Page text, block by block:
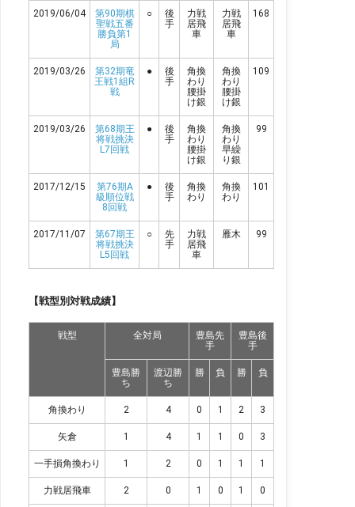
メントで優勝した「平...
2019/06/04
第90期棋
聖戦五番
勝負第1
局
○
後
手
力戦
居飛
車
力戦
居飛
車
168
2019/03/26
第32期竜
王戦1組R
戦
●
後
手
角換
わり
腰掛
け銀
角換
わり
腰掛
け銀
109
2019/03/26
第68期王
将戦挑決
L7回戦
●
後
手
角換
わり
腰掛
け銀
角換
わり
早繰
り銀
99
2017/12/15
第76期A
級順位戦
8回戦
●
後
手
角換
わり
角換
わり
101
2017/11/07
第67期王
将戦挑決
L5回戦
○
先
手
力戦
居飛
車
雁木 99
【戦型別対戦成績】
戦型 全対局
豊島先
手
豊島後
手
豊島勝
ち
渡辺勝
ち
勝 負 勝 負
角換わり 2 4 0 1 2 3
矢倉 1 4 1 1 0 3
一手損角換わり 1 2 0 1 1 1
力戦居飛車 2 0 1 0 1 0